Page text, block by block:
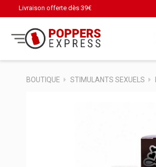
Livraison offerte dès 39€
BOUTIQUE STIMULANTS SEXUELS